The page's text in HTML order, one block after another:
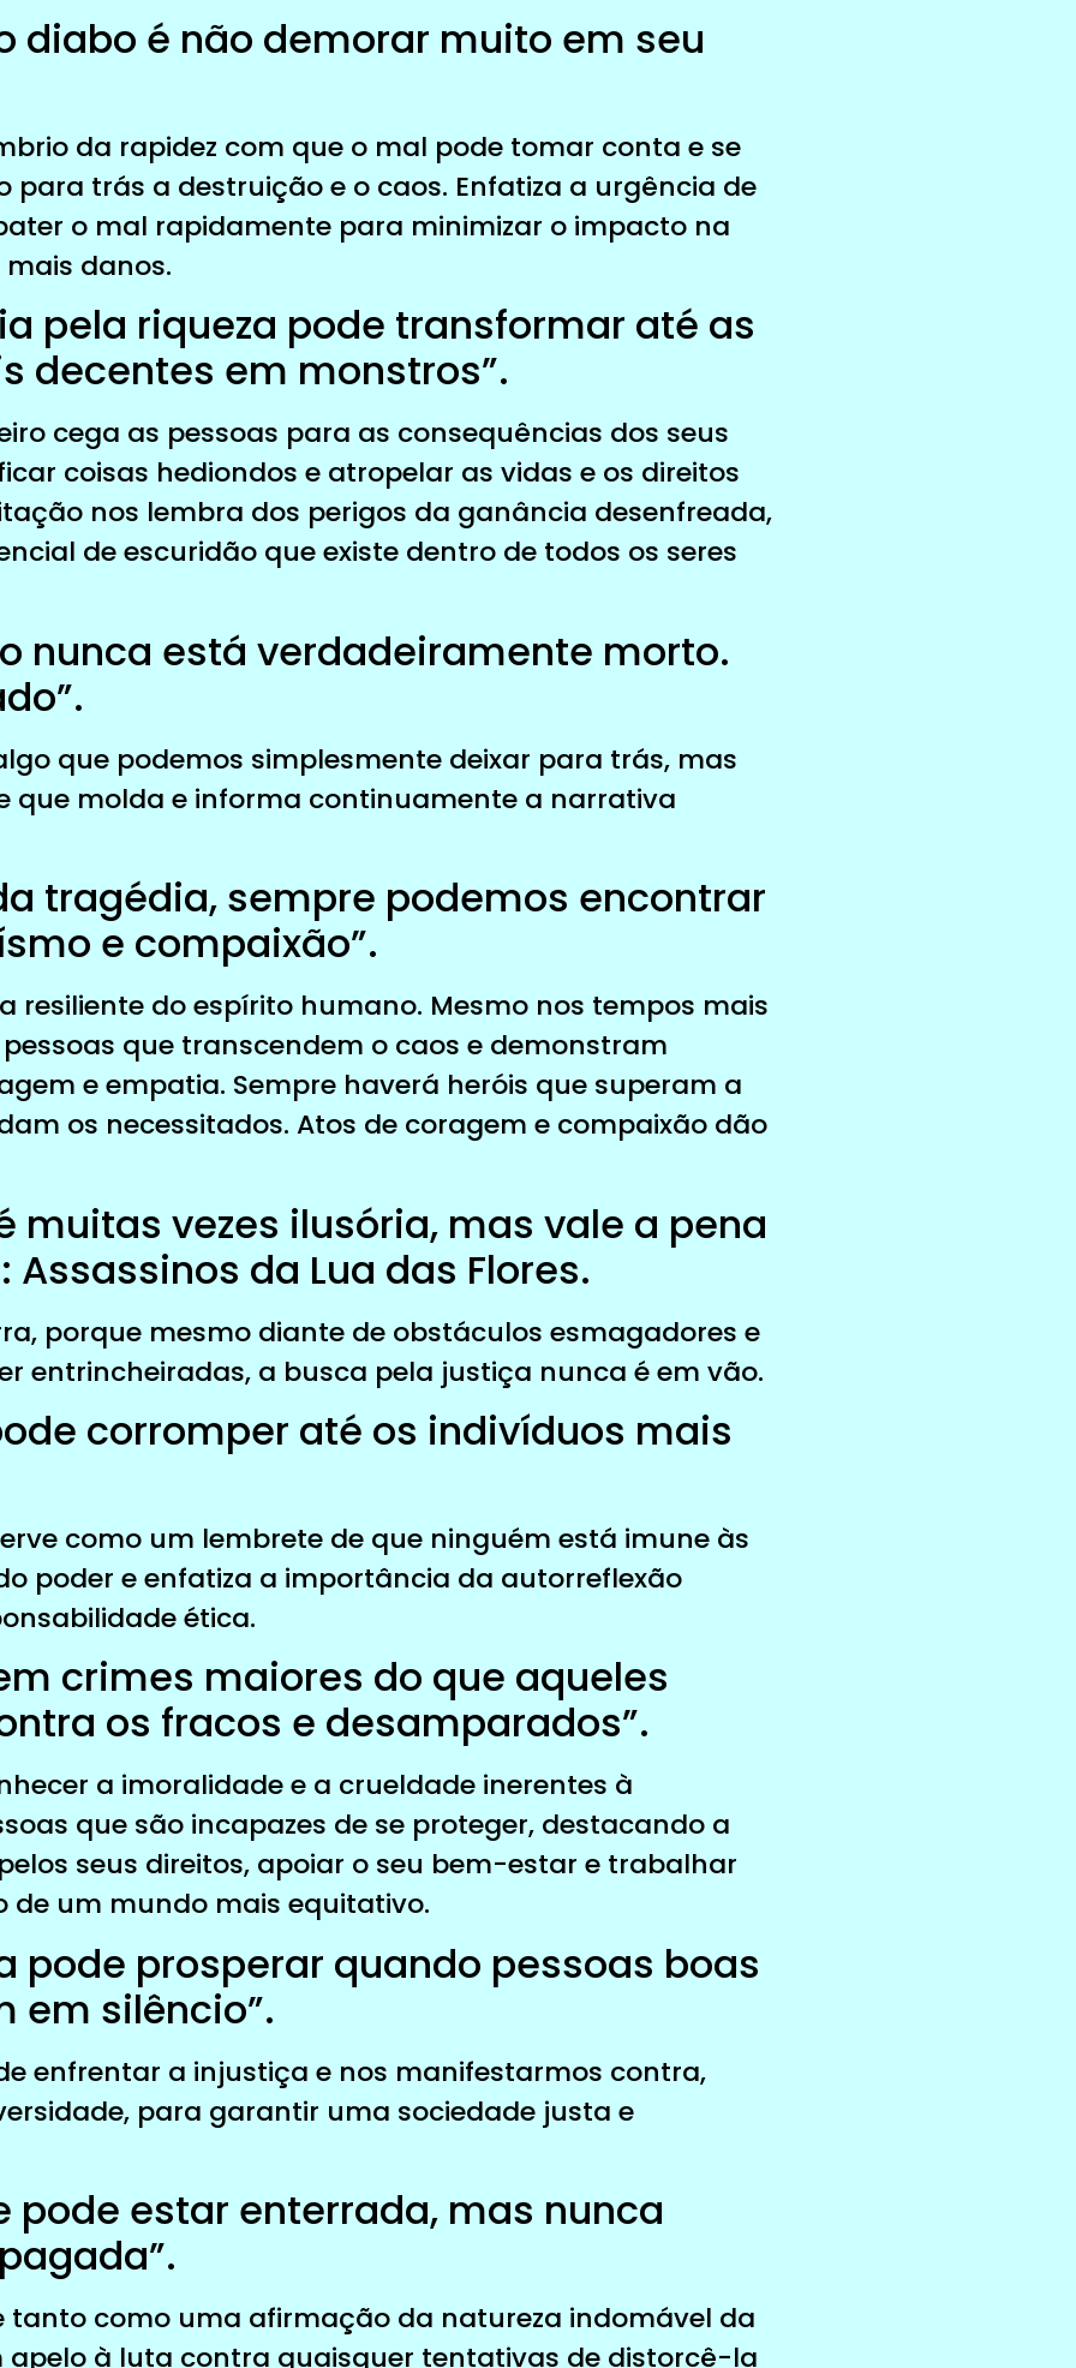
diabo é não demorar muito em seu
da rapidez com que o mal pode tomar conta e se
para trás a destruição e o caos. Enfatiza a urgência de
o mal rapidamente para minimizar o impacto na
danos.
pela riqueza pode transformar até as
decentes em monstros”.
cega as pessoas para as consequências dos seus
coisas hediondos e atropelar as vidas e os direitos
nos lembra dos perigos da ganância desenfreada,
de escuridão que existe dentro de todos os seres
nunca está verdadeiramente morto.
que podemos simplesmente deixar para trás, mas
que molda e informa continuamente a narrativa
tragédia, sempre podemos encontrar
e compaixão”.
resiliente do espírito humano. Mesmo nos tempos mais
que transcendem o caos e demonstram
e empatia. Sempre haverá heróis que superam a
os necessitados. Atos de coragem e compaixão dão
muitas vezes ilusória, mas vale a pena
Assassinos da Lua das Flores.
porque mesmo diante de obstáculos esmagadores e
entrincheiradas, a busca pela justiça nunca é em vão.
corromper até os indivíduos mais
como um lembrete de que ninguém está imune às
poder e enfatiza a importância da autorreflexão
ética.
crimes maiores do que aqueles
os fracos e desamparados”.
a imoralidade e a crueldade inerentes à
que são incapazes de se proteger, destacando a
seus direitos, apoiar o seu bem-estar e trabalhar
de um mundo mais equitativo.
pode prosperar quando pessoas boas
em silêncio”.
enfrentar a injustiça e nos manifestarmos contra,
para garantir uma sociedade justa e
pode estar enterrada, mas nunca
tanto como uma afirmação da natureza indomável da
apelo à luta contra quaisquer tentativas de distorcê-la